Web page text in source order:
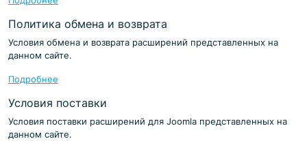
Политика обмена и возврата
Условия обмена и возврата расширений представленных на
данном сайте.
Подробнее
Условия поставки
Условия поставки расширений для Joomla представленных на
данном сайте.